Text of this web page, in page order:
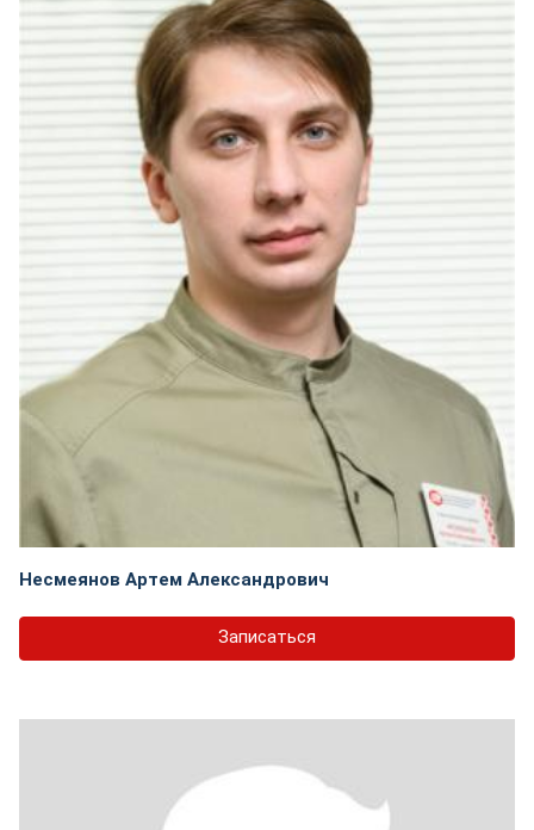
Несмеянов Артем Александрович
Записаться